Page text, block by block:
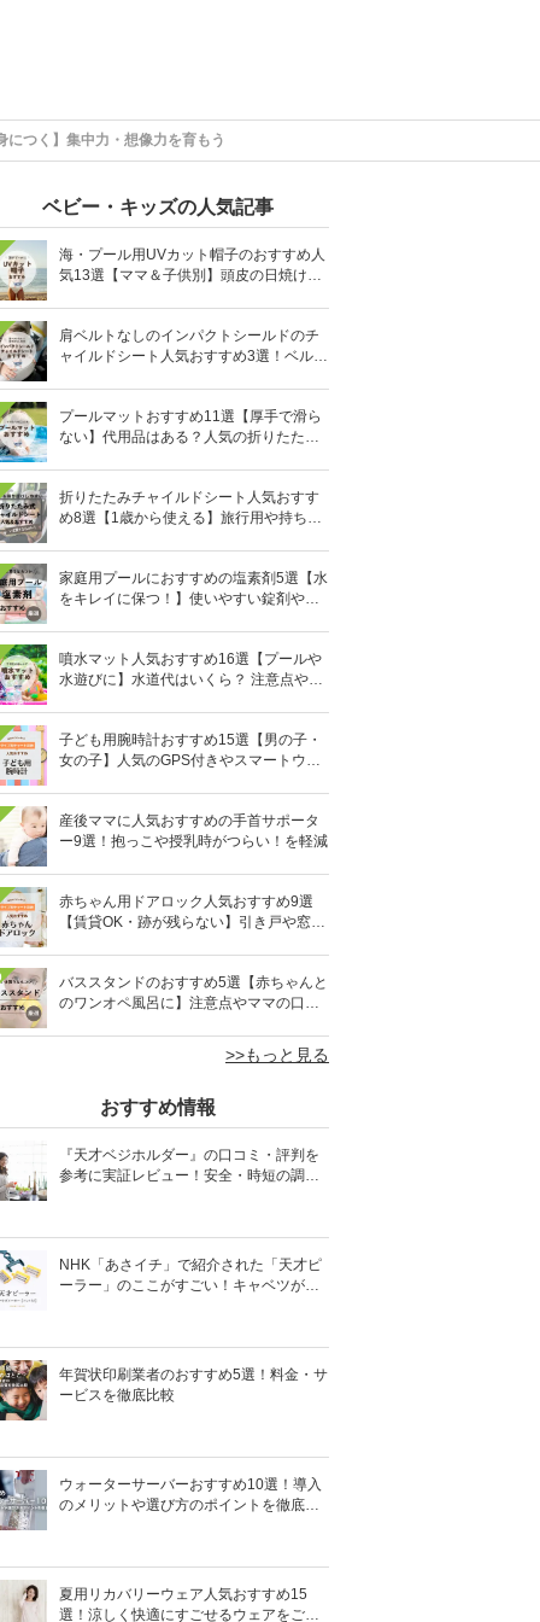
つく】集中力・想像力を育もう
ベビー・キッズの人気記事
海・プール用UVカット帽子のおすすめ人
気13選【ママ＆子供別】頭皮の日焼け対
肩ベルトなしのインパクトシールドのチ
ャイルドシート人気おすすめ3選！ベルト
プールマットおすすめ11選【厚手で滑ら
ない】代用品はある？人気の折りたたみ
折りたたみチャイルドシート人気おすす
め8選【1歳から使える】旅行用や持ち運
家庭用プールにおすすめの塩素剤5選【水
をキレイに保つ！】使いやすい錠剤やパ
噴水マット人気おすすめ16選【プールや
水遊びに】水道代はいくら？ 注意点やデ
子ども用腕時計おすすめ15選【男の子・
女の子】人気のGPS付きやスマートウォ
産後ママに人気おすすめの手首サポータ
ー9選！抱っこや授乳時がつらい！を軽減
赤ちゃん用ドアロック人気おすすめ9選
【賃貸OK・跡が残らない】引き戸や窓対
バススタンドのおすすめ5選【赤ちゃんと
のワンオペ風呂に】注意点やママの口コ
>>もっと見る
おすすめ情報
『天才ベジホルダー』の口コミ・評判を
参考に実証レビュー！安全・時短の調理
NHK「あさイチ」で紹介された「天才ピ
ーラー」のここがすごい！キャベツがほ
年賀状印刷業者のおすすめ5選！料金・サ
ービスを徹底比較
ウォーターサーバーおすすめ10選！導入
のメリットや選び方のポイントを徹底解
夏用リカバリーウェア人気おすすめ15
選！涼しく快適にすごせるウェアをご紹